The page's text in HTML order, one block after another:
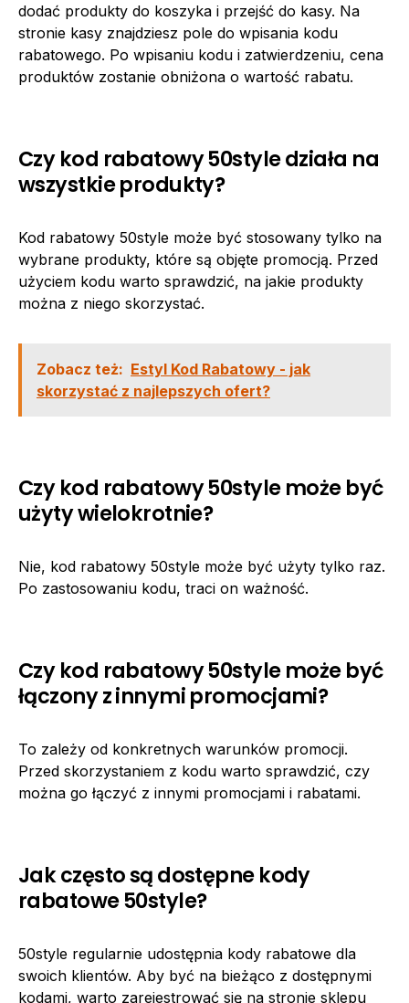
dodać produkty do koszyka i przejść do kasy. Na
stronie kasy znajdziesz pole do wpisania kodu
rabatowego. Po wpisaniu kodu i zatwierdzeniu, cena
produktów zostanie obniżona o wartość rabatu.
Czy kod rabatowy 50style działa na
wszystkie produkty?
Kod rabatowy 50style może być stosowany tylko na
wybrane produkty, które są objęte promocją. Przed
użyciem kodu warto sprawdzić, na jakie produkty
można z niego skorzystać.
Zobacz też: Estyl Kod Rabatowy - jak
skorzystać z najlepszych ofert?
Czy kod rabatowy 50style może być
użyty wielokrotnie?
Nie, kod rabatowy 50style może być użyty tylko raz.
Po zastosowaniu kodu, traci on ważność.
Czy kod rabatowy 50style może być
łączony z innymi promocjami?
To zależy od konkretnych warunków promocji.
Przed skorzystaniem z kodu warto sprawdzić, czy
można go łączyć z innymi promocjami i rabatami.
Jak często są dostępne kody
rabatowe 50style?
50style regularnie udostępnia kody rabatowe dla
swoich klientów. Aby być na bieżąco z dostępnymi
kodami, warto zarejestrować się na stronie sklepu